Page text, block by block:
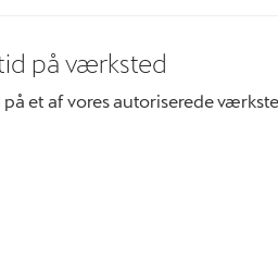
på værksted
på et af vores autoriserede